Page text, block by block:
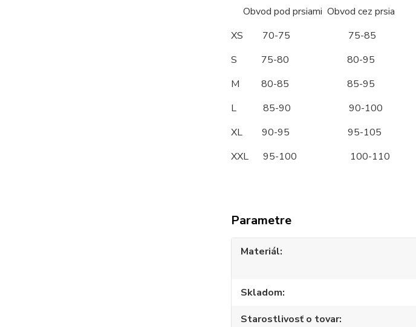
Obvod pod prsiami Obvod cez prsia
XS 70-75 75-85
S 75-80 80-95
M 80-85 85-95
L 85-90 90-100
XL 90-95 95-105
XXL 95-100 100-110
Parametre
Materiál
Skladom
Starostlivosť o tovar